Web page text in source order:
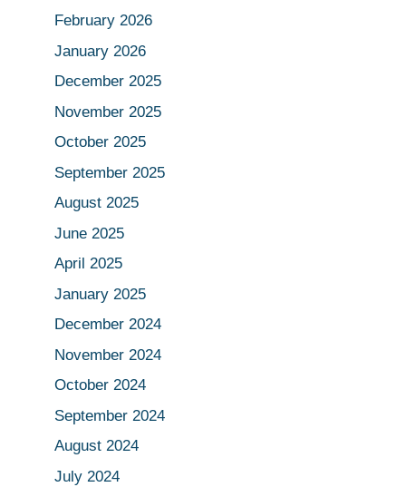
February 2026
January 2026
December 2025
November 2025
October 2025
September 2025
August 2025
June 2025
April 2025
January 2025
December 2024
November 2024
October 2024
September 2024
August 2024
July 2024